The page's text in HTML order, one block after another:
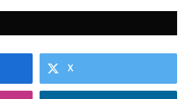
X